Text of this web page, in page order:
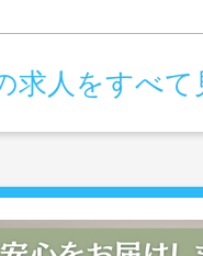
求人をすべて